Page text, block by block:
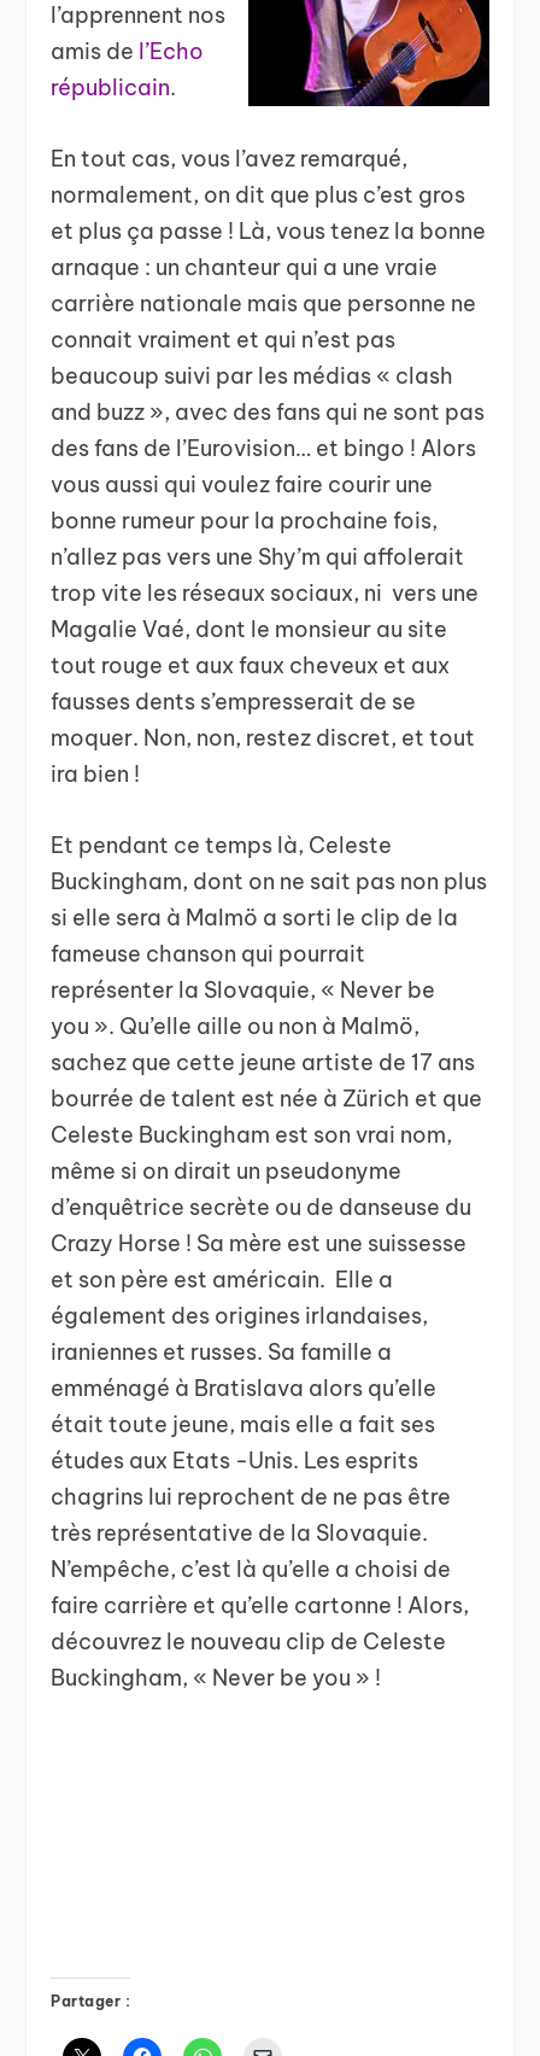
l’apprennent nos
amis de l’Echo
républicain.
En tout cas, vous l’avez remarqué,
normalement, on dit que plus c’est gros
et plus ça passe ! Là, vous tenez la bonne
arnaque : un chanteur qui a une vraie
carrière nationale mais que personne ne
connait vraiment et qui n’est pas
beaucoup suivi par les médias « clash
and buzz », avec des fans qui ne sont pas
des fans de l’Eurovision… et bingo ! Alors
vous aussi qui voulez faire courir une
bonne rumeur pour la prochaine fois,
n’allez pas vers une Shy’m qui affolerait
trop vite les réseaux sociaux, ni vers une
Magalie Vaé, dont le monsieur au site
tout rouge et aux faux cheveux et aux
fausses dents s’empresserait de se
moquer. Non, non, restez discret, et tout
ira bien !
Et pendant ce temps là, Celeste
Buckingham, dont on ne sait pas non plus
si elle sera à Malmö a sorti le clip de la
fameuse chanson qui pourrait
représenter la Slovaquie, « Never be
you ». Qu’elle aille ou non à Malmö,
sachez que cette jeune artiste de 17 ans
bourrée de talent est née à Zürich et que
Celeste Buckingham est son vrai nom,
même si on dirait un pseudonyme
d’enquêtrice secrète ou de danseuse du
Crazy Horse ! Sa mère est une suissesse
et son père est américain. Elle a
également des origines irlandaises,
iraniennes et russes. Sa famille a
emménagé à Bratislava alors qu’elle
était toute jeune, mais elle a fait ses
études aux Etats -Unis. Les esprits
chagrins lui reprochent de ne pas être
très représentative de la Slovaquie.
N’empêche, c’est là qu’elle a choisi de
faire carrière et qu’elle cartonne ! Alors,
découvrez le nouveau clip de Celeste
Buckingham, « Never be you » !
Partager :